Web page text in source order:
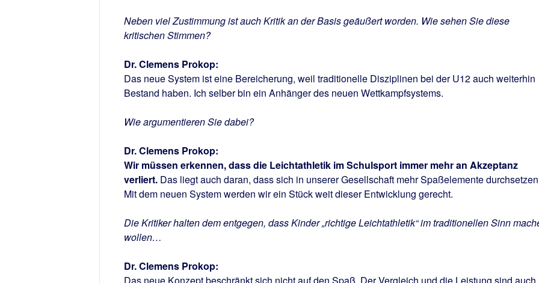
Neben viel Zustimmung ist auch Kritik an der Basis geäußert worden. Wie sehen Sie diese
kritischen Stimmen?
Dr. Clemens Prokop:
Das neue System ist eine Bereicherung, weil traditionelle Disziplinen bei der U12 auch weiterhin
Bestand haben. Ich selber bin ein Anhänger des neuen Wettkampfsystems.
Wie argumentieren Sie dabei?
Dr. Clemens Prokop:
Wir müssen erkennen, dass die Leichtathletik im Schulsport immer mehr an Akzeptanz
verliert.Das liegt auch daran, dass sich in unserer Gesellschaft mehr Spaßelemente
Mit dem neuen System werden wir ein Stück weit dieser Entwicklung gerecht.
Die Kritiker halten dem entgegen, dass Kinder „richtige Leichtathletik“ im traditionellen Sinn
wollen…
Dr. Clemens Prokop: